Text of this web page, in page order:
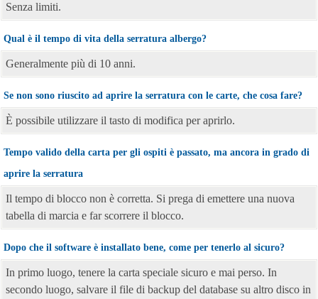
Senza limiti.
Qual è il tempo di vita della serratura albergo?
Generalmente più di 10 anni.
Se non sono riuscito ad aprire la serratura con le carte, che cosa fare?
È possibile utilizzare il tasto di modifica per aprirlo.
Tempo valido della carta per gli ospiti è passato, ma ancora in grado di
aprire la serratura
Il tempo di blocco non è corretta. Si prega di emettere una nuova
tabella di marcia e far scorrere il blocco.
Dopo che il software è installato bene, come per tenerlo al sicuro?
In primo luogo, tenere la carta speciale sicuro e mai perso. In
secondo luogo, salvare il file di backup del database su altro disco in